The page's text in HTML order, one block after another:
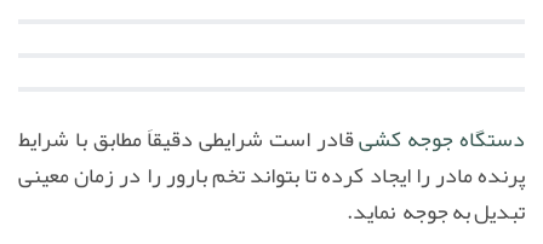
دستگاه جوجه کشیقادر است شرایطی دقیقاَ مطابق با شرایط
پرنده مادر را ایجاد کرده تا بتواند تخم بارور را در زمان معینی
تبدیل به جوجه نماید.